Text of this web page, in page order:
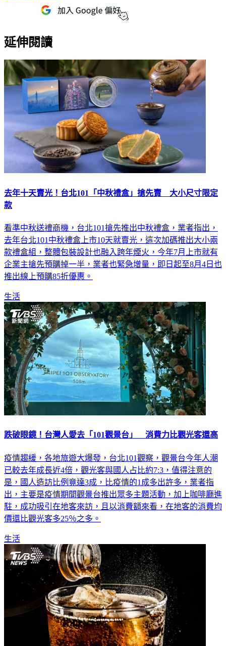
延伸閱讀
去年十天賣光！台北101「中秋禮盒」搶先賣 大小尺寸限定
款
看準中秋送禮商機，台北101搶先推出中秋禮盒，業者指出，
去年台北101中秋禮盒上市10天就賣光，這次加碼推出大小兩
款禮盒組，整體包裝設計也融入跨年煙火，今年7月上市就有
企業主搶先預購掉一半，業者也緊急增量，即日起至8月4日也
推出線上預購85折優惠。
生活
跌破眼鏡！台灣人愛去「101觀景台」 消費力比觀光客還高
疫情趨緩，各地旅遊大爆發，台北101觀察，觀景台今年人潮
已較去年成長近4倍，觀光客與國人占比約7:3，值得注意的
是，國人造訪比例竟達3成，比疫情的1成多出許多，業者指
出，主要是疫情期間觀景台推出眾多主題活動，加上咖啡廳進
駐，成功吸引在地客來訪，且以消費額來看，在地客的消費均
價還比觀光客多25％之多。
生活